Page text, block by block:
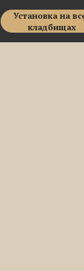
Установка на
кладбищах